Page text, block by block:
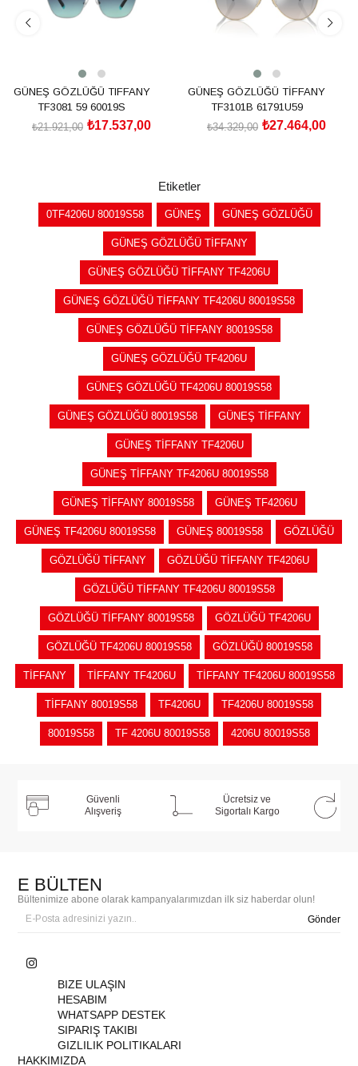
GÜNEŞ GÖZLÜĞÜ TIFFANY
TF3081 59 60019S
₺17.537,00
₺21.921,00
GÜNEŞ GÖZLÜĞÜ TİFFANY
TF3101B 61791U59
₺27.464,00
₺34.329,00
Etiketler
0TF4206U 80019S58 GÜNEŞ GÜNEŞ GÖZLÜĞÜ
GÜNEŞ GÖZLÜĞÜ TİFFANY
GÜNEŞ GÖZLÜĞÜ TİFFANY TF4206U
GÜNEŞ GÖZLÜĞÜ TİFFANY TF4206U 80019S58
GÜNEŞ GÖZLÜĞÜ TİFFANY 80019S58
GÜNEŞ GÖZLÜĞÜ TF4206U
GÜNEŞ GÖZLÜĞÜ TF4206U 80019S58
GÜNEŞ GÖZLÜĞÜ 80019S58 GÜNEŞ TİFFANY
GÜNEŞ TİFFANY TF4206U
GÜNEŞ TİFFANY TF4206U 80019S58
GÜNEŞ TİFFANY 80019S58 GÜNEŞ TF4206U
GÜNEŞ TF4206U 80019S58 GÜNEŞ 80019S58 GÖZLÜĞÜ
GÖZLÜĞÜ TİFFANY GÖZLÜĞÜ TİFFANY TF4206U
GÖZLÜĞÜ TİFFANY TF4206U 80019S58
GÖZLÜĞÜ TİFFANY 80019S58 GÖZLÜĞÜ TF4206U
GÖZLÜĞÜ TF4206U 80019S58 GÖZLÜĞÜ 80019S58
TİFFANY TİFFANY TF4206U TİFFANY TF4206U 80019S58
TİFFANY 80019S58 TF4206U TF4206U 80019S58
80019S58 TF 4206U 80019S58 4206U 80019S58
Güvenli
Alışveriş
Ücretsiz ve
Sigortalı Kargo
E BÜLTEN
Bültenimize abone olarak kampanyalarımızdan ilk siz haberdar olun!
Gönder
BIZE ULAŞIN
HESABIM
WHATSAPP DESTEK
SIPARIŞ TAKIBI
GIZLILIK POLITIKALARI
HAKKIMIZDA